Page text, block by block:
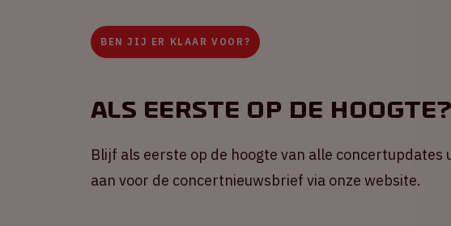
BEN JIJ ER KLAAR VOOR?
Als eerste op de hoogte?
Blijf als eerste op de hoogte van alle concertupdates
aan voor de concertnieuwsbrief via onze website.